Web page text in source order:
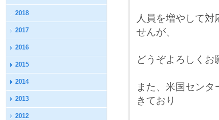
2018
2017
2016
2015
2014
2013
2012
人員を増やして
せんが、
どうぞよろしくお
また、米国セン
きており